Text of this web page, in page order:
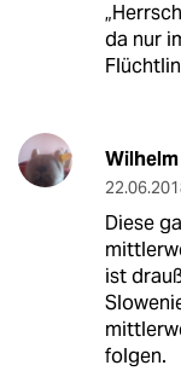
da nur
Diese
ist
folgen.